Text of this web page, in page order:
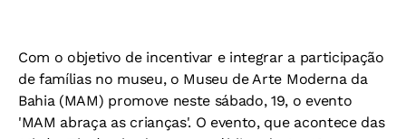
Com o objetivo de incentivar e integrar a participação
de famílias no museu, o Museu de Arte Moderna da
Bahia (MAM) promove neste sábado, 19, o evento
'MAM abraça as crianças'. O evento, que acontece das